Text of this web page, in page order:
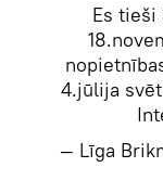
Es tieši
4.jūlija
— Līga